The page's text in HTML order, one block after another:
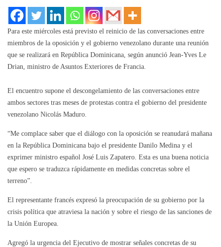
Para este miércoles está previsto el reinicio de las conversaciones entre
miembros de la oposición y el gobierno venezolano durante una reunión
que se realizará en República Dominicana, según anunció Jean-Yves Le
Drian, ministro de Asuntos Exteriores de Francia.
El encuentro supone el descongelamiento de las conversaciones entre
ambos sectores tras meses de protestas contra el gobierno del presidente
venezolano Nicolás Maduro.
“Me complace saber que el diálogo con la oposición se reanudará mañana
en la República Dominicana bajo el presidente Danilo Medina y el
exprimer ministro español José Luis Zapatero. Esta es una buena noticia
que espero se traduzca rápidamente en medidas concretas sobre el
terreno”.
El representante francés expresó la preocupación de su gobierno por la
crisis política que atraviesa la nación y sobre el riesgo de las sanciones de
la Unión Europea.
Agregó la urgencia del Ejecutivo de mostrar señales concretas de su